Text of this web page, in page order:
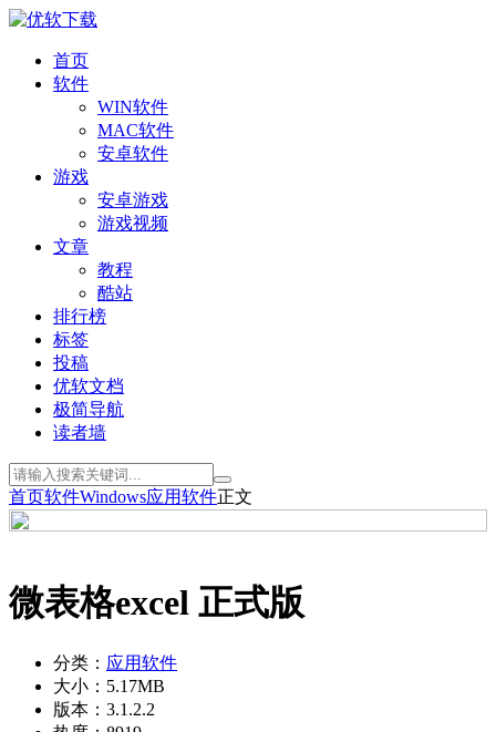
首页
软件
WIN软件
MAC软件
安卓软件
游戏
安卓游戏
游戏视频
文章
教程
酷站
排行榜
标签
投稿
优软文档
极简导航
读者墙
首页软件Windows应用软件正文
微表格excel 正式版
分类： 应用软件
大小： 5.17MB
版本： 3.1.2.2